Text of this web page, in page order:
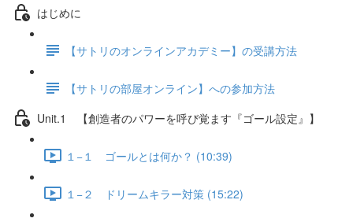
はじめに
【サトリのオンラインアカデミー】の受講方法
【サトリの部屋オンライン】への参加方法
Unit.1 【創造者のパワーを呼び覚ます『ゴール設定』】
１−１ ゴールとは何か？ (10:39)
１−２ ドリームキラー対策 (15:22)